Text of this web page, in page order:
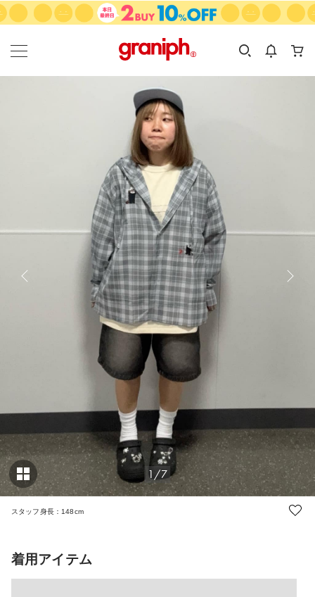
カテゴリーから探す
KIDS
カテゴリ
サイズ
1/7
スタッフ身長：148cm
着用アイテム